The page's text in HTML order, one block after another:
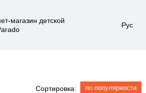
Рус
Сортировка: по популярности